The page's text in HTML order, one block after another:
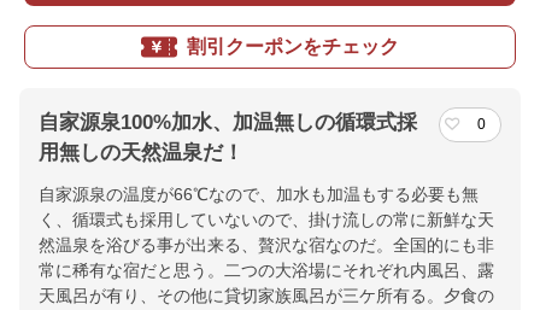
割引クーポンをチェック
自家源泉100%加水、加温無しの循環式採
用無しの天然温泉だ！
0
自家源泉の温度が66℃なので、加水も加温もする必要も無
く、循環式も採用していないので、掛け流しの常に新鮮な天
然温泉を浴びる事が出来る、贅沢な宿なのだ。全国的にも非
常に稀有な宿だと思う。二つの大浴場にそれぞれ内風呂、露
天風呂が有り、その他に貸切家族風呂が三ケ所有る。夕食の